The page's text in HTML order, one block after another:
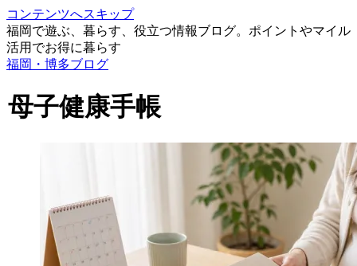
コンテンツへスキップ
福岡で遊ぶ、暮らす、役立つ情報ブログ。ポイントやマイル
活用でお得に暮らす
福岡・博多ブログ
母子健康手帳